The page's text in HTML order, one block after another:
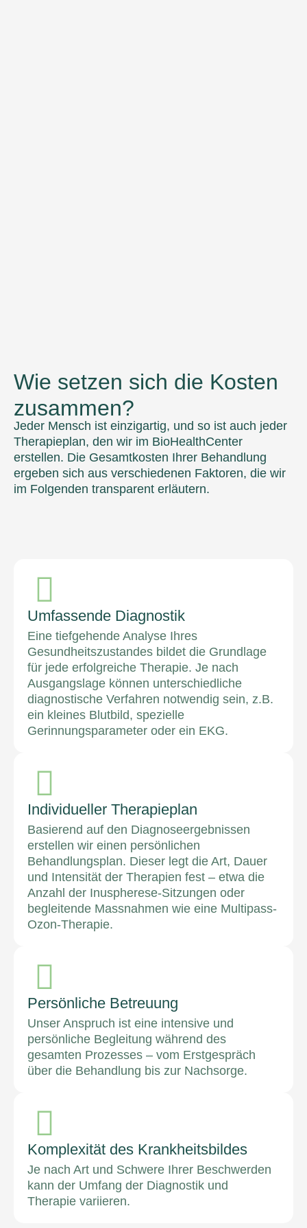
Wie setzen sich die Kosten
zusammen?
Jeder Mensch ist einzigartig, und so ist auch jeder
Therapieplan, den wir im BioHealthCenter
erstellen. Die Gesamtkosten Ihrer Behandlung
ergeben sich aus verschiedenen Faktoren, die wir
im Folgenden transparent erläutern.
Umfassende Diagnostik
Eine tiefgehende Analyse Ihres
Gesundheitszustandes bildet die Grundlage
für jede erfolgreiche Therapie. Je nach
Ausgangslage können unterschiedliche
diagnostische Verfahren notwendig sein, z.B.
ein kleines Blutbild, spezielle
Gerinnungsparameter oder ein EKG.
Individueller Therapieplan
Basierend auf den Diagnoseergebnissen
erstellen wir einen persönlichen
Behandlungsplan. Dieser legt die Art, Dauer
und Intensität der Therapien fest – etwa die
Anzahl der Inuspherese-Sitzungen oder
begleitende Massnahmen wie eine Multipass-
Ozon-Therapie.
Persönliche Betreuung
Unser Anspruch ist eine intensive und
persönliche Begleitung während des
gesamten Prozesses – vom Erstgespräch
über die Behandlung bis zur Nachsorge.
Komplexität des Krankheitsbildes
Je nach Art und Schwere Ihrer Beschwerden
kann der Umfang der Diagnostik und
Therapie variieren.